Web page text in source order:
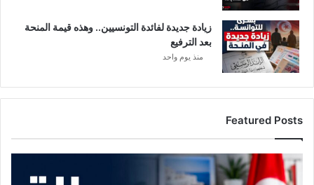
زيادة جديدة لفائدة التونسيين.. وهذه قيمة المنحة
بعد الترفيع
منذ يوم واحد
Featured Posts
م